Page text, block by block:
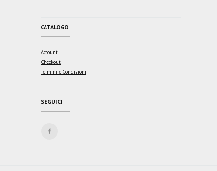
CATALOGO
Account
Checkout
Termini e Condizioni
SEGUICI